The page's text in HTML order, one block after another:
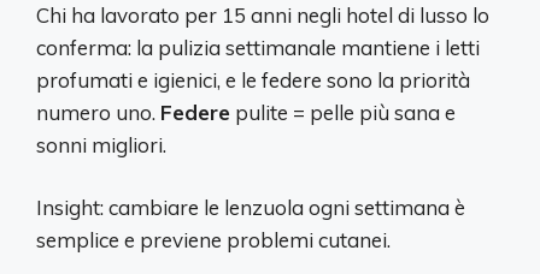
Chi ha lavorato per 15 anni negli hotel di lusso lo
conferma: la pulizia settimanale mantiene i letti
profumati e igienici, e le federe sono la priorità
numero uno. Federe pulite = pelle più sana e
sonni migliori.
Insight: cambiare le lenzuola ogni settimana è
semplice e previene problemi cutanei.